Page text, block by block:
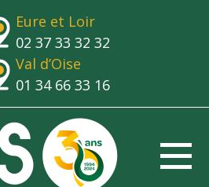
Eure et Loir
02 37 33 32 32
Val d’Oise
01 34 66 33 16